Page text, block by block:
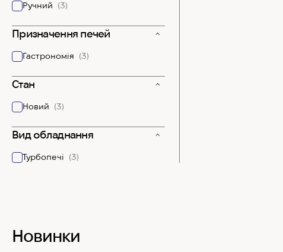
Ручний (3)
Призначення печей
Гастрономія (3)
Стан
Новий (3)
Вид обладнання
Турбопечі (3)
Новинки